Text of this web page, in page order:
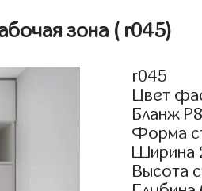
зона ( r045)
r045
Цвет
Бланж
Форма
Ширина
Высота